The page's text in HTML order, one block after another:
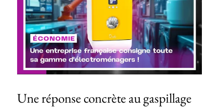
Une réponse concrète au gaspillage